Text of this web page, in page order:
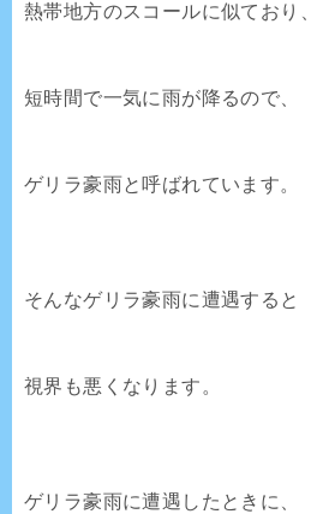
熱帯地方のスコールに似ており、
短時間で一気に雨が降るので、
ゲリラ豪雨と呼ばれています。
そんなゲリラ豪雨に遭遇すると
視界も悪くなります。
ゲリラ豪雨に遭遇したときに、